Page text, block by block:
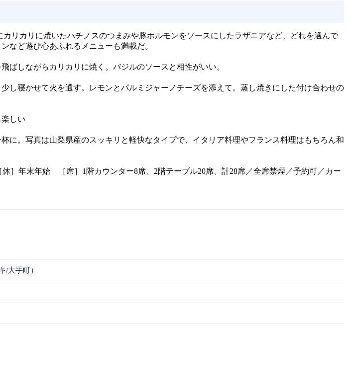
リカリに焼いたハチノスのつまみや豚ホルモンをソースにしたラザニアなど、どれを選んで
など遊び心あふれるメニューも満載だ。
ばしながらカリカリに焼く。バジルのソースと相性がいい。
し寝かせて火を通す。レモンとパルミジャーノチーズを添えて。蒸し焼きにした付け合わせの
しい
。写真は山梨県産のスッキリと軽快なタイプで、イタリア料理やフランス料理はもちろん和
年末年始 ［席］1階カウンター8席、2階テーブル20席、計28席／全席禁煙／予約可／カー
/大手町）